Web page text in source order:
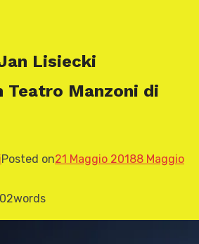
Lisiecki
Teatro Manzoni di
Posted on21 Maggio 20188 Maggio
words